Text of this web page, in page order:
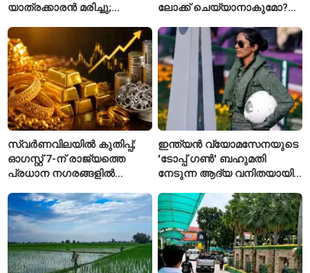
യാത്രക്കാരൻ മരിച്ചു;
യാത്രക്കാരെ
നിരീക്ഷണത്തിൽ
ലോക്ക് ചെയ്യാനാകുമോ?
ചട്ടങ്ങൾ ഇങ്ങനെ
സ്വർണവിലയിൽ കുതിപ്പ്;
ഓഗസ്റ്റ് 7-ന് രാജ്യത്തെ
പ്രധാന നഗരങ്ങളിൽ
ഇന്ത്യൻ വ്യോമസേനയുടെ
'ടോപ്പ് ഗൺ' ബഹുമതി
നേടുന്ന ആദ്യ വനിതയായി